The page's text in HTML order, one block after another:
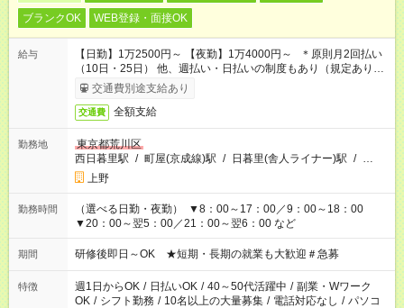
ブランクOK
WEB登録・面接OK
給与
【日勤】1万2500円～ 【夜勤】1万4000円～ ＊原則月2回払い
（10日・25日） 他、週払い・日払いの制度もあり（規定あり）
＃日収1万円以上
交通費別途支給あり
交通費 全額支給
勤務地
東京都荒川区
西日暮里駅 / 町屋(京成線)駅 / 日暮里(舎人ライナー)駅 / …
上野
勤務時間
（選べる日勤・夜勤） ▼8：00～17：00／9：00～18：00
▼20：00～翌5：00／21：00～翌6：00 など
期間 研修後即日～OK ★短期・長期の就業も大歓迎＃急募
特徴 週1日からOK / 日払いOK / 40～50代活躍中 / 副業・Wワーク
OK / シフト勤務 / 10名以上の大量募集 / 電話対応なし / パソコ